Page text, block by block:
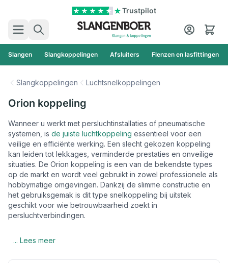
Trustpilot
Zoek
Cart
Slangen Slangkoppelingen Afsluiters Flenzen en lasfittingen
Slangkoppelingen Luchtsnelkoppelingen
Orion koppeling
Wanneer u werkt met persluchtinstallaties of pneumatische
systemen, is de juiste luchtkoppeling essentieel voor een
veilige en efficiënte werking. Een slecht gekozen koppeling
kan leiden tot lekkages, verminderde prestaties en onveilige
situaties. De Orion koppeling is een van de bekendste types
op de markt en wordt veel gebruikt in zowel professionele als
hobbymatige omgevingen. Dankzij de slimme constructie en
het gebruiksgemak is dit type snelkoppeling bij uitstek
geschikt voor wie betrouwbaarheid zoekt in
persluchtverbindingen.
... Lees meer